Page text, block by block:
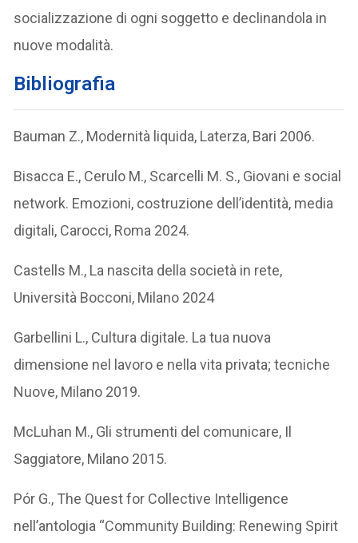
socializzazione di ogni soggetto e declinandola in
nuove modalità.
Bibliografia
Bauman Z., Modernità liquida, Laterza, Bari 2006.
Bisacca E., Cerulo M., Scarcelli M. S., Giovani e social
network. Emozioni, costruzione dell’identità, media
digitali, Carocci, Roma 2024.
Castells M., La nascita della società in rete,
Università Bocconi, Milano 2024
Garbellini L., Cultura digitale. La tua nuova
dimensione nel lavoro e nella vita privata; tecniche
Nuove, Milano 2019.
McLuhan M., Gli strumenti del comunicare, Il
Saggiatore, Milano 2015.
Pór G., The Quest for Collective Intelligence
nell’antologia “Community Building: Renewing Spirit